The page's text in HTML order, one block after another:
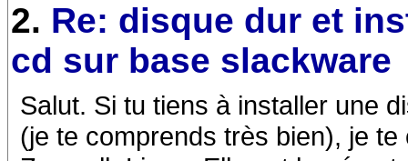
2. Re: disque dur et
cd sur base slackware
Salut. Si tu tiens à installer une
(je te comprends très bien), je